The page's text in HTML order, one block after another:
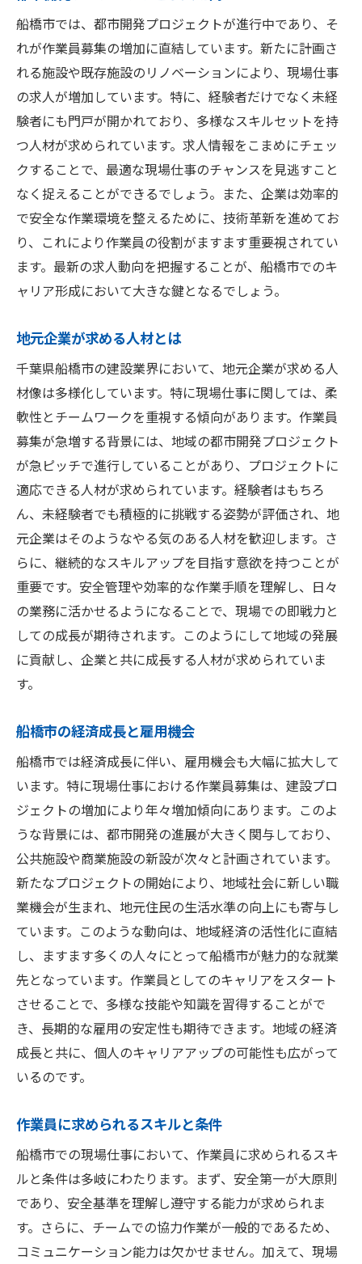
船橋市では、都市開発プロジェクトが進行中であり、そ
れが作業員募集の増加に直結しています。新たに計画さ
れる施設や既存施設のリノベーションにより、現場仕事
の求人が増加しています。特に、経験者だけでなく未経
験者にも門戸が開かれており、多様なスキルセットを持
つ人材が求められています。求人情報をこまめにチェッ
クすることで、最適な現場仕事のチャンスを見逃すこと
なく捉えることができるでしょう。また、企業は効率的
で安全な作業環境を整えるために、技術革新を進めてお
り、これにより作業員の役割がますます重要視されてい
ます。最新の求人動向を把握することが、船橋市でのキ
ャリア形成において大きな鍵となるでしょう。
地元企業が求める人材とは
千葉県船橋市の建設業界において、地元企業が求める人
材像は多様化しています。特に現場仕事に関しては、柔
軟性とチームワークを重視する傾向があります。作業員
募集が急増する背景には、地域の都市開発プロジェクト
が急ピッチで進行していることがあり、プロジェクトに
適応できる人材が求められています。経験者はもちろ
ん、未経験者でも積極的に挑戦する姿勢が評価され、地
元企業はそのようなやる気のある人材を歓迎します。さ
らに、継続的なスキルアップを目指す意欲を持つことが
重要です。安全管理や効率的な作業手順を理解し、日々
の業務に活かせるようになることで、現場での即戦力と
しての成長が期待されます。このようにして地域の発展
に貢献し、企業と共に成長する人材が求められていま
す。
船橋市の経済成長と雇用機会
船橋市では経済成長に伴い、雇用機会も大幅に拡大して
います。特に現場仕事における作業員募集は、建設プロ
ジェクトの増加により年々増加傾向にあります。このよ
うな背景には、都市開発の進展が大きく関与しており、
公共施設や商業施設の新設が次々と計画されています。
新たなプロジェクトの開始により、地域社会に新しい職
業機会が生まれ、地元住民の生活水準の向上にも寄与し
ています。このような動向は、地域経済の活性化に直結
し、ますます多くの人々にとって船橋市が魅力的な就業
先となっています。作業員としてのキャリアをスタート
させることで、多様な技能や知識を習得することがで
き、長期的な雇用の安定性も期待できます。地域の経済
成長と共に、個人のキャリアアップの可能性も広がって
いるのです。
作業員に求められるスキルと条件
船橋市での現場仕事において、作業員に求められるスキ
ルと条件は多岐にわたります。まず、安全第一が大原則
であり、安全基準を理解し遵守する能力が求められま
す。さらに、チームでの協力作業が一般的であるため、
コミュニケーション能力は欠かせません。加えて、現場